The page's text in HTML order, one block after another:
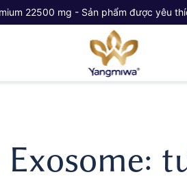
22500 mg - Sản phẩm được yêu